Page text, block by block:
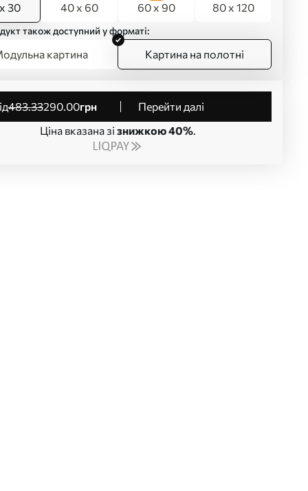
30 40 x 60 60 x 90 80 x 120
також доступний у форматі:
картина Картина на полотні
від483.33290.00грн
Перейти далі
Ціна вказана зі знижкою 40%.